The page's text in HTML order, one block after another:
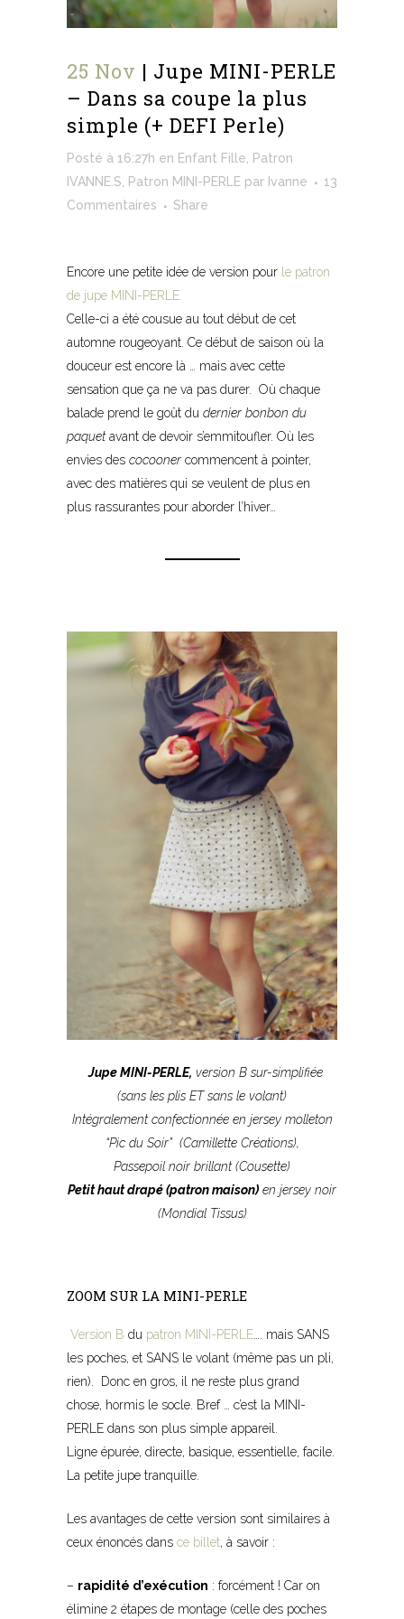
25 Nov | Jupe MINI-PERLE
– Dans sa coupe la plus
simple (+ DEFI Perle)
Posté à 16:27h en Enfant Fille, Patron
IVANNE.S, Patron MINI-PERLE par Ivanne
13
Commentaires
Share
Encore une petite idée de version pour le patron
de jupe MINI-PERLE.
Celle-ci a été cousue au tout début de cet
automne rougeoyant. Ce début de saison où la
douceur est encore là … mais avec cette
sensation que ça ne va pas durer. Où chaque
balade prend le goût du dernier bonbon du
paquetavant de devoir s’emmitoufler. Où les
envies des cocooner commencent à pointer,
avec des matières qui se veulent de plus en
plus rassurantes pour aborder l’hiver…
–Jupe MINI-PERLE, version B sur-simplifiée
(sans les plis ET sans le volant)
Intégralement confectionnée en jersey molleton
“Pic du Soir” (Camillette Créations),
Passepoil noir brillant (Cousette)
Petit haut drapé (patron maison) en jersey noir
(Mondial Tissus)
ZOOM SUR LA MINI-PERLE
Version B du patron MINI-PERLE…. mais SANS
les poches, et SANS le volant (même pas un pli,
rien). Donc en gros, il ne reste plus grand
chose, hormis le socle. Bref … c’est la MINI-
PERLE dans son plus simple appareil.
Ligne épurée, directe, basique, essentielle, facile.
La petite jupe tranquille.
Les avantages de cette version sont similaires à
ceux énoncés dans ce billet, à savoir :
– rapidité d’exécution : forcément ! Car on
élimine 2 étapes de montage (celle des poches